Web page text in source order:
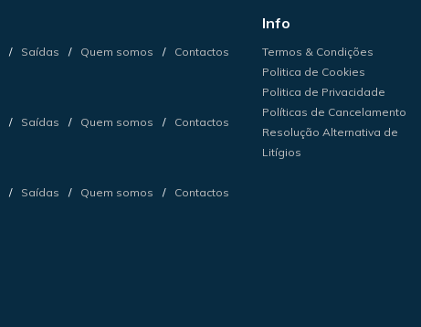
Saídas Quem somos Contactos
Saídas Quem somos Contactos
Saídas Quem somos Contactos
Info
Termos & Condições
Politica de Cookies
Politica de Privacidade
Políticas de Cancelamento
Resolução Alternativa de
Litígios